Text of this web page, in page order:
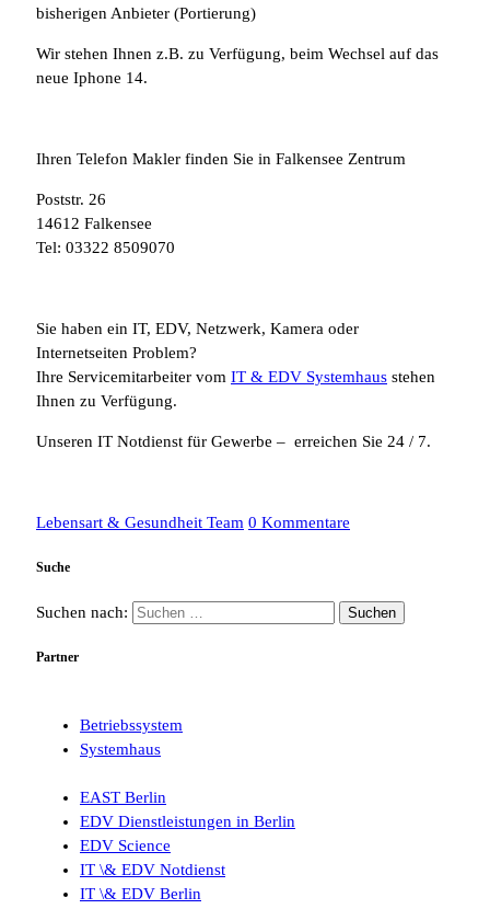
bisherigen Anbieter (Portierung)
Wir stehen Ihnen z.B. zu Verfügung, beim Wechsel auf das
neue Iphone 14.
Ihren Telefon Makler finden Sie in Falkensee Zentrum
Poststr. 26
14612 Falkensee
Tel: 03322 8509070
Sie haben ein IT, EDV, Netzwerk, Kamera oder
Internetseiten Problem?
Ihre Servicemitarbeiter vom IT & EDV Systemhaus stehen
Ihnen zu Verfügung.
Unseren IT Notdienst für Gewerbe – erreichen Sie 24 / 7.
Lebensart & Gesundheit Team 0 Kommentare
Suche
Suchen nach:
Partner
Betriebssystem
Systemhaus
EAST Berlin
EDV Dienstleistungen in Berlin
EDV Science
IT \& EDV Notdienst
IT \& EDV Berlin